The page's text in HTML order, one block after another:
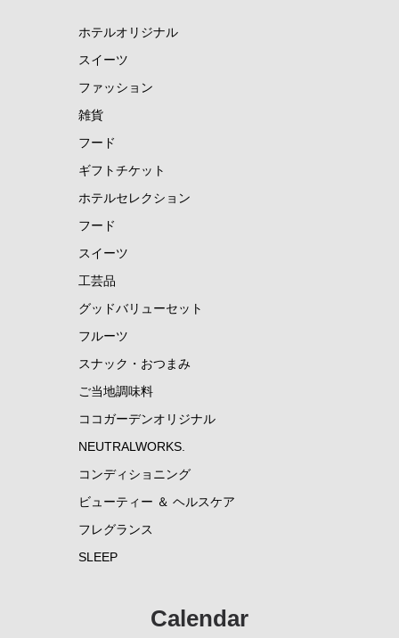
ホテルオリジナル
スイーツ
ファッション
雑貨
フード
ギフトチケット
ホテルセレクション
フード
スイーツ
工芸品
グッドバリューセット
フルーツ
スナック・おつまみ
ご当地調味料
ココガーデンオリジナル
NEUTRALWORKS.
コンディショニング
ビューティー ＆ ヘルスケア
フレグランス
SLEEP
Calendar